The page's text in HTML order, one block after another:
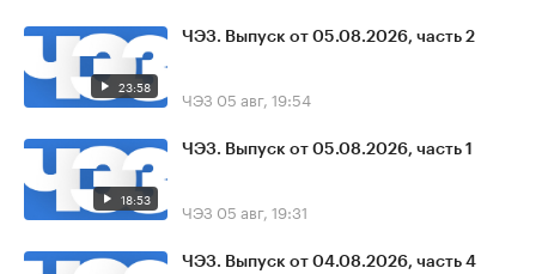
23:58
ЧЭЗ. Выпуск от 05.08.2026, часть 2
ЧЭЗ 05 авг, 19:54
18:53
ЧЭЗ. Выпуск от 05.08.2026, часть 1
ЧЭЗ 05 авг, 19:31
ЧЭЗ. Выпуск от 04.08.2026, часть 4